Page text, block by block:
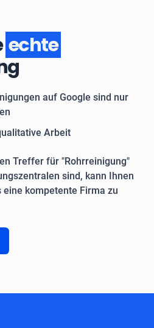
echte
auf Google sind nur
Arbeit
Treffer für "Rohrreinigung"
sind, kann Ihnen
kompetente Firma zu